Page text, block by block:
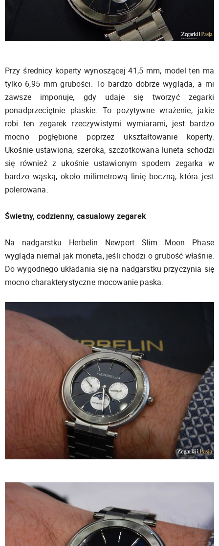
Przy średnicy koperty wynoszącej 41,5 mm, model ten ma
tylko 6,95 mm grubości. To bardzo dobrze wygląda, a mi
zawsze imponuje, gdy udaje się tworzyć zegarki
ponadprzeciętnie płaskie. To pozytywne wrażenie, jakie
robi ten zegarek rzeczywistymi wymiarami, jest bardzo
mocno pogłębione poprzez ukształtowanie koperty.
Ukośnie ustawiona, szeroka, szczotkowana luneta schodzi
się również z ukośnie ustawionym spodem zegarka w
bardzo wąską, około milimetrową linię boczną, która jest
polerowana.
Świetny, codzienny, casualowy zegarek
Na nadgarstku Herbelin Newport Slim Moon Phase
wygląda niemal jak moneta, jeśli chodzi o grubość właśnie.
Do wygodnego układania się na nadgarstku przyczynia się
mocno charakterystyczne mocowanie paska.